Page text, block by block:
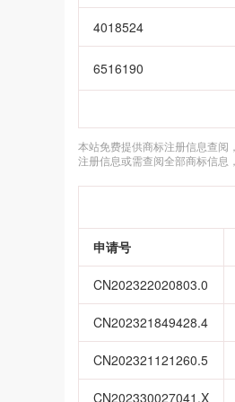
4018524
6516190
本站免费提供商标注册信息查阅
注册信息或需查阅全部商标信息
申请号
CN202322020803.0
CN202321849428.4
CN202321121260.5
CN202330027041.X